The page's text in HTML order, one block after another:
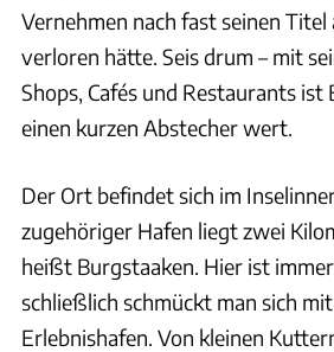
Vernehmen nach fast seinen Titel
verloren hätte. Seis drum – mit
Shops, Cafés und Restaurants ist
einen kurzen Abstecher wert.
Der Ort befindet sich im
zugehöriger Hafen liegt zwei
heißt Burgstaaken. Hier ist
schließlich schmückt man sich
Erlebnishafen. Von kleinen